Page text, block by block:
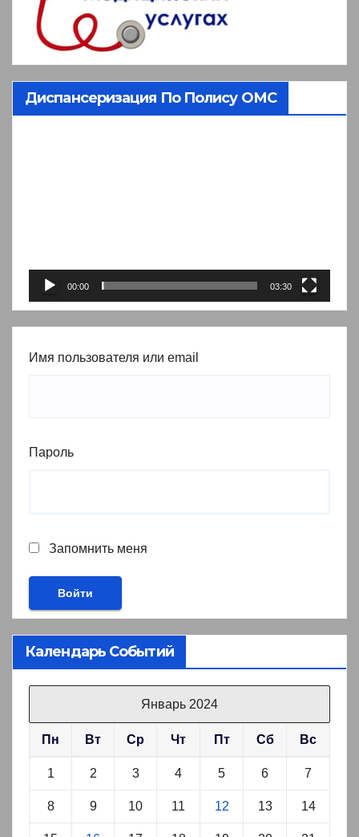
Диспансеризация По Полису ОМС
00:00 03:30
Имя пользователя или email
Пароль
Запомнить меня
Календарь Событий
Январь 2024
Пн Вт Ср Чт Пт Сб Вс
1 2 3 4 5 6 7
8 9 10 11 12 13 14